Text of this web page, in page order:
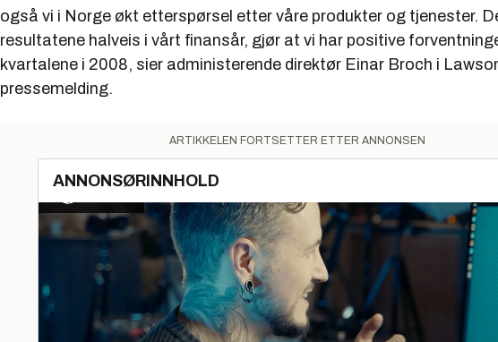
også vi i Norge økt etterspørsel etter våre produkter og tjenester.
resultatene halveis i vårt finansår, gjør at vi har positive
kvartalene i 2008, sier administerende direktør Einar Broch i
pressemelding.
ARTIKKELEN FORTSETTER ETTER ANNONSEN
ANNONSØRINNHOLD